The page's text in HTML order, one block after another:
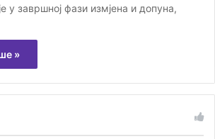
у завршној фази измјена и допуна,
»